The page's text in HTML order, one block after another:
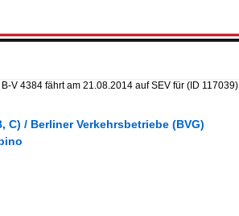
B-V 4384 fährt am 21.08.2014 auf SEV für (ID 117039)
C) / Berliner Verkehrsbetriebe (BVG)